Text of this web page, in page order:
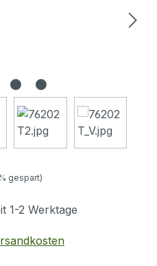
gespart)
1-2 Werktage